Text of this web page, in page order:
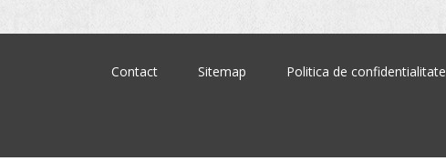
Contact Sitemap Politica de confidentialitate